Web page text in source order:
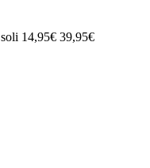
soli 14,95€ 39,95€